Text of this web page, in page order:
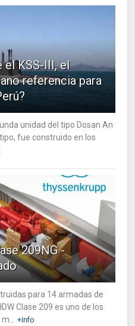
el KSS-III, el
referencia para
unidad del tipo Dosan An
fue construido en los
209NG -
para 14 armadas de
Clase 209 es uno de los
+Info